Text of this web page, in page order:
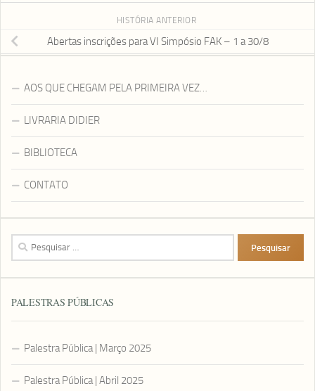
HISTÓRIA ANTERIOR
Abertas inscrições para VI Simpósio FAK – 1 a 30/8
AOS QUE CHEGAM PELA PRIMEIRA VEZ…
LIVRARIA DIDIER
BIBLIOTECA
CONTATO
Pesquisar
por:
PALESTRAS PÚBLICAS
Palestra Pública | Março 2025
Palestra Pública | Abril 2025